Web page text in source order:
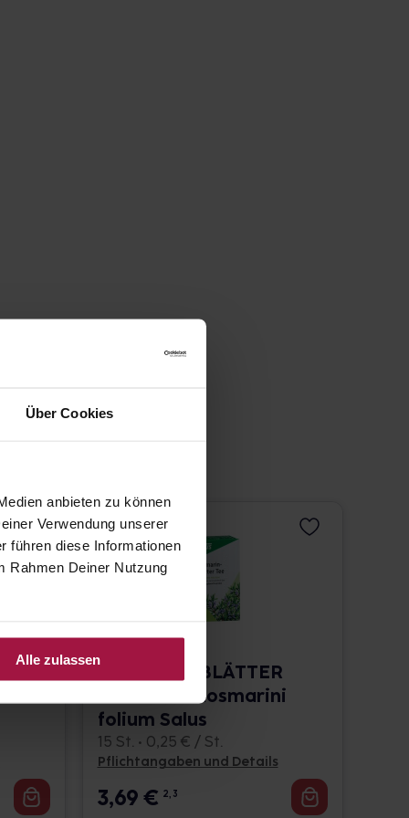
Über Cookies
anbieten zu können
Verwendung unserer
führen diese Informationen
Rahmen Deiner Nutzung
Alle zulassen
ROSMARINBLÄTTER
Arzneitee Rosmarini
folium Salus
15 St. • 0,25 € / St.
Pflichtangaben und Details
3,69€ 2, 3